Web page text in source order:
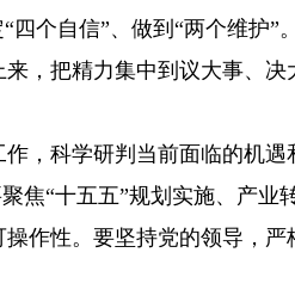
个自信”、做到“两个维护”
，把精力集中到议大事、决
，科学研判当前面临的机遇
焦“十五五”规划实施、产业
作性。要坚持党的领导，严